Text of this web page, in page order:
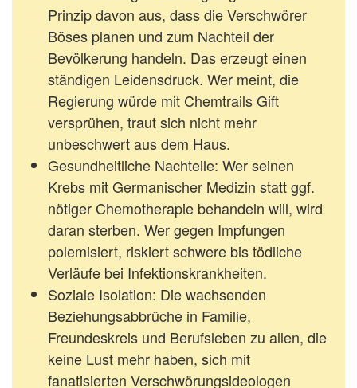
Prinzip davon aus, dass die Verschwörer
Böses planen und zum Nachteil der
Bevölkerung handeln. Das erzeugt einen
ständigen Leidensdruck. Wer meint, die
Regierung würde mit Chemtrails Gift
versprühen, traut sich nicht mehr
unbeschwert aus dem Haus.
Gesundheitliche Nachteile: Wer seinen
Krebs mit Germanischer Medizin statt ggf.
nötiger Chemotherapie behandeln will, wird
daran sterben. Wer gegen Impfungen
polemisiert, riskiert schwere bis tödliche
Verläufe bei Infektionskrankheiten.
Soziale Isolation: Die wachsenden
Beziehungsabbrüche in Familie,
Freundeskreis und Berufsleben zu allen, die
keine Lust mehr haben, sich mit
fanatisierten Verschwörungsideologen